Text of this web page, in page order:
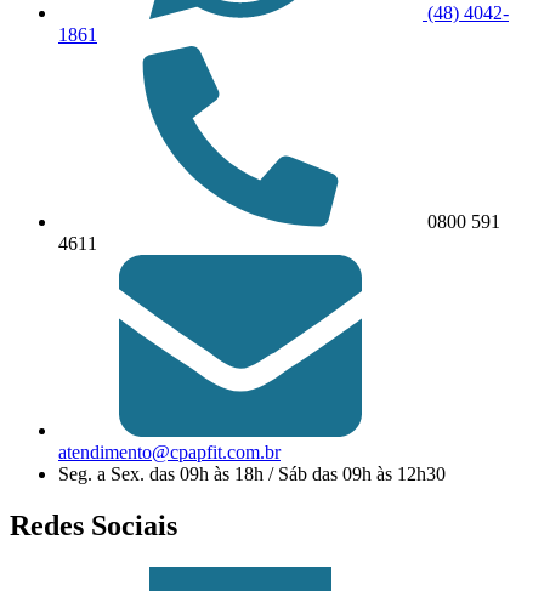
(48) 4042-
1861
0800 591
4611
atendimento@cpapfit.com.br
Seg. a Sex. das 09h às 18h / Sáb das 09h às 12h30
Redes Sociais